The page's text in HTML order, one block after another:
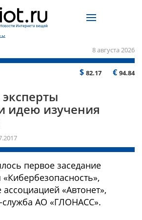
8 августа 2026
$ 82.17 € 94.84
идею изучения
первое заседание
«Автонет»,
служба АО «ГЛОНАСС».